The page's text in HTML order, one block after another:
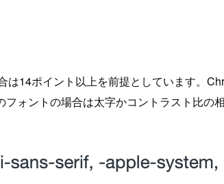
14ポイント以上を前提としています。
ォントの場合は太字かコントラスト比の